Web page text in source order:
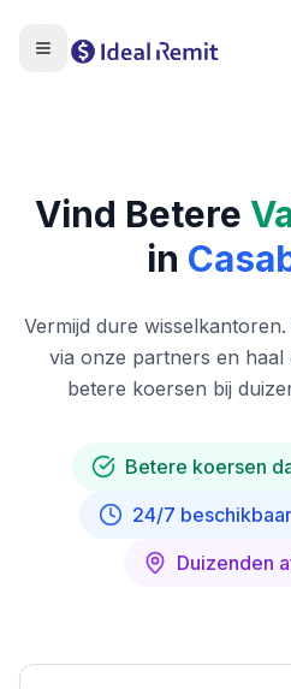
Vind Betere
in
Vermijd dure
via onze partners en
betere koersen bij
Betere koersen
24/7
Duizenden